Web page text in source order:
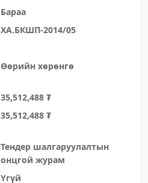
Бараа
ХА.БКШП-2014/05
Өөрийн хөрөнгө
35,512,488 ₮
35,512,488 ₮
Тендер шалгаруулалтын
онцгой журам
Үгүй